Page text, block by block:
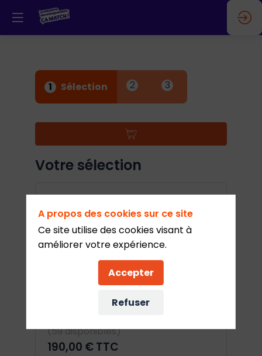
1 Sélection 2 3
Votre sélection
(2490 disponibles)
110,00 €TTC
(59 disponibles)
190,00 €TTC
A propos des cookies sur ce site
Ce site utilise des cookies visant à
améliorer votre expérience.
Accepter
Refuser